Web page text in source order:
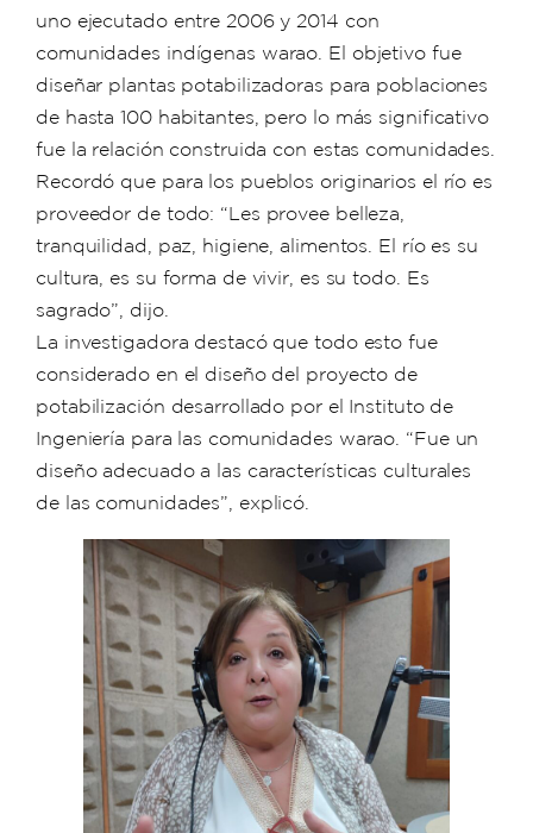
uno ejecutado entre 2006 y 2014 con
comunidades indígenas warao. El objetivo fue
diseñar plantas potabilizadoras para poblaciones
de hasta 100 habitantes, pero lo más significativo
fue la relación construida con estas comunidades.
Recordó que para los pueblos originarios el río es
proveedor de todo: “Les provee belleza,
tranquilidad, paz, higiene, alimentos. El río es su
cultura, es su forma de vivir, es su todo. Es
sagrado”, dijo.
La investigadora destacó que todo esto fue
considerado en el diseño del proyecto de
potabilización desarrollado por el Instituto de
Ingeniería para las comunidades warao. “Fue un
diseño adecuado a las características culturales
de las comunidades”, explicó.